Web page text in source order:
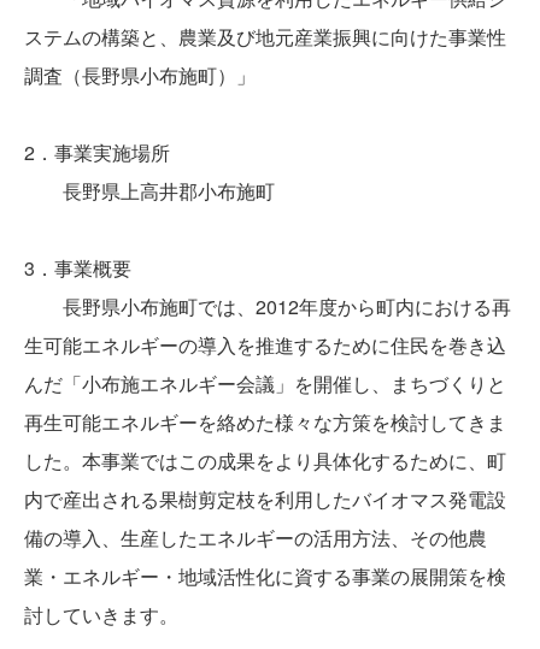
ステムの構築と、農業及び地元産業振興に向けた事業性
調査（長野県小布施町）」
2．事業実施場所
長野県上高井郡小布施町
3．事業概要
長野県小布施町では、2012年度から町内における再
生可能エネルギーの導入を推進するために住民を巻き込
んだ「小布施エネルギー会議」を開催し、まちづくりと
再生可能エネルギーを絡めた様々な方策を検討してきま
した。本事業ではこの成果をより具体化するために、町
内で産出される果樹剪定枝を利用したバイオマス発電設
備の導入、生産したエネルギーの活用方法、その他農
業・エネルギー・地域活性化に資する事業の展開策を検
討していきます。